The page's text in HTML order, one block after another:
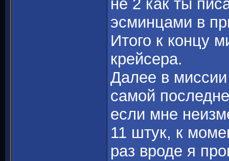
не 2 как ты
эсминцами в
Итого к концу
крейсера.
Далее в
самой
если мне
11 штук, к
раз вроде я